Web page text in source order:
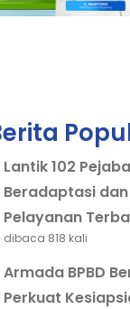
Lantik 102
Beradaptasi
Pelayanan
dibaca 818 kali
Armada BPBD
Perkuat